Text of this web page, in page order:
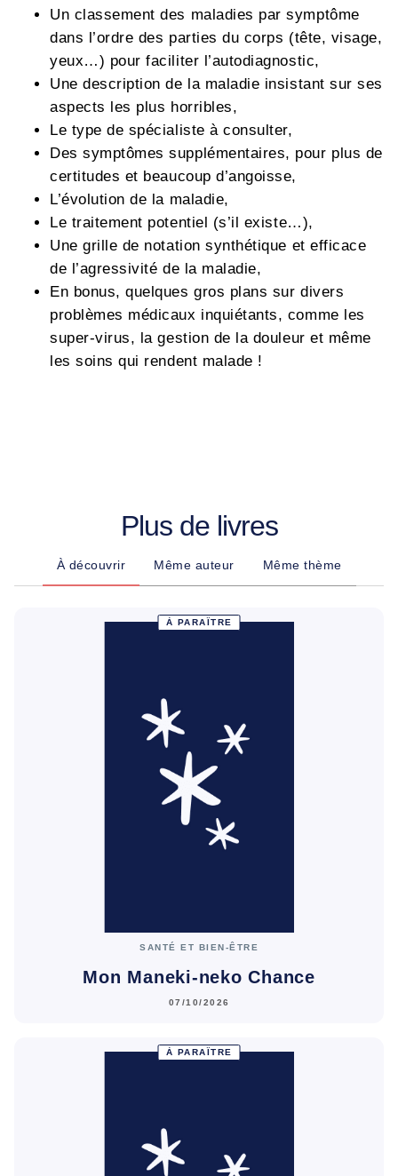
Un classement des maladies par symptôme
dans l’ordre des parties du corps (tête, visage,
yeux…) pour faciliter l’autodiagnostic,
Une description de la maladie insistant sur ses
aspects les plus horribles,
Le type de spécialiste à consulter,
Des symptômes supplémentaires, pour plus de
certitudes et beaucoup d’angoisse,
L’évolution de la maladie,
Le traitement potentiel (s’il existe…),
Une grille de notation synthétique et efficace
de l’agressivité de la maladie,
En bonus, quelques gros plans sur divers
problèmes médicaux inquiétants, comme les
super-virus, la gestion de la douleur et même
les soins qui rendent malade !
Plus de livres
À découvrir Même auteur Même thème
À PARAÎTRE
SANTÉ ET BIEN-ÊTRE
Mon Maneki-neko Chance
07/10/2026
À PARAÎTRE